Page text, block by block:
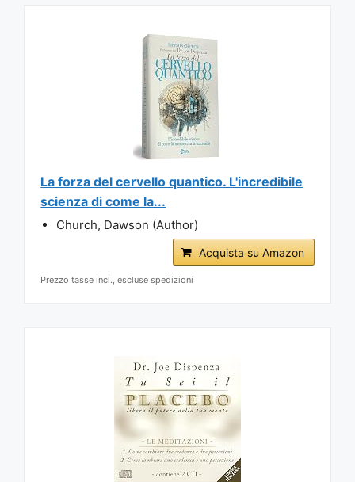
La forza del cervello quantico. L'incredibile
scienza di come la...
Church, Dawson (Author)
Acquista su Amazon
Prezzo tasse incl., escluse spedizioni